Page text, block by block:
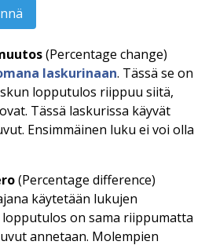
(Percentage change)
laskurinaan. Tässä se on
lopputulos riippuu siitä,
Tässä laskurissa käyvät
Ensimmäinen luku ei voi olla
(Percentage difference)
käytetään lukujen
lopputulos on sama riippumatta
annetaan. Molempien